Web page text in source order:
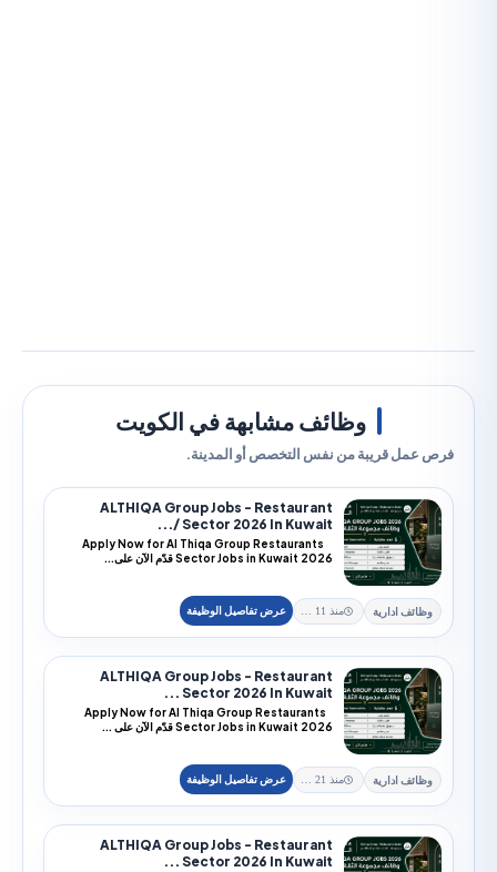
وظائف مشابهة في الكويت
قريبة من نفس التخصص أو المدينة.
ALTHIQA Group Jobs - Restaurant
Sector 2026 In Kuwait /...
Apply Now for Al Thiqa Group Restaurants
Sector Jobs in Kuwait 2026 قدّم الآن على...
منذ 11 يوم
ALTHIQA Group Jobs - Restaurant
Sector 2026 In Kuwait ...
Apply Now for Al Thiqa Group Restaurants
Sector Jobs in Kuwait 2026 قدّم الآن على ...
منذ 21 يوم
ALTHIQA Group Jobs - Restaurant
Sector 2026 In Kuwait ...